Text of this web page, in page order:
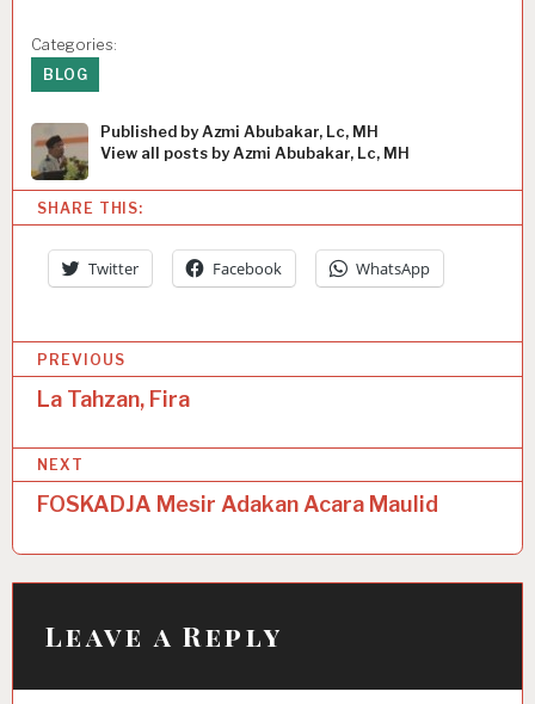
Categories:
BLOG
Published by Azmi Abubakar, Lc, MH
View all posts by Azmi Abubakar, Lc, MH
SHARE THIS:
Twitter Facebook WhatsApp
o
s
t
n
a
v
PREVIOUS
La Tahzan, Fira
NEXT
FOSKADJA Mesir Adakan Acara Maulid
Leave a Reply